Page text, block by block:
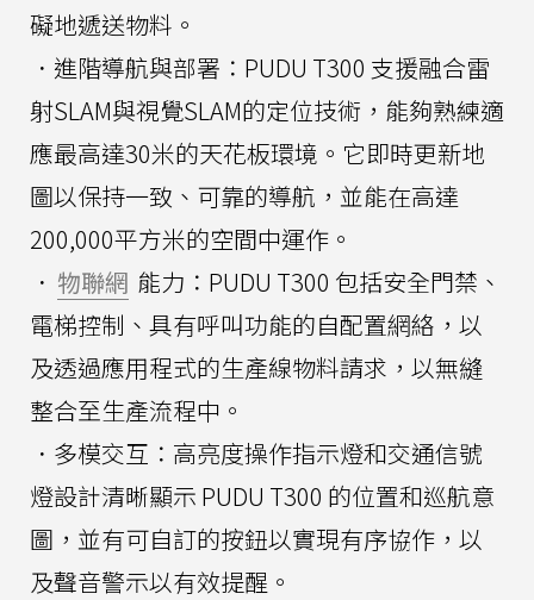
礙地遞送物料。
．進階導航與部署：PUDU T300 支援融合雷
射SLAM與視覺SLAM的定位技術，能夠熟練適
應最高達30米的天花板環境。它即時更新地
圖以保持一致、可靠的導航，並能在高達
200,000平方米的空間中運作。
． 物聯網 能力：PUDU T300 包括安全門禁、
電梯控制、具有呼叫功能的自配置網絡，以
及透過應用程式的生產線物料請求，以無縫
整合至生產流程中。
．多模交互：高亮度操作指示燈和交通信號
燈設計清晰顯示 PUDU T300 的位置和巡航意
圖，並有可自訂的按鈕以實現有序協作，以
及聲音警示以有效提醒。